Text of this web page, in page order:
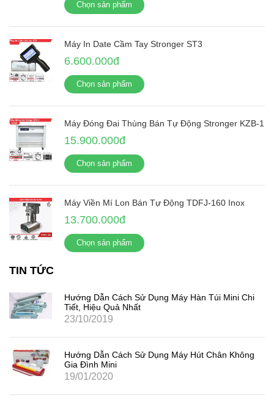
Chọn sản phẩm
Máy In Date Cầm Tay Stronger ST3
6.600.000đ
Chọn sản phẩm
Máy Đóng Đai Thùng Bán Tự Động Stronger KZB-1
15.900.000đ
Chọn sản phẩm
Máy Viền Mí Lon Bán Tự Động TDFJ-160 Inox
13.700.000đ
Chọn sản phẩm
TIN TỨC
Hướng Dẫn Cách Sử Dụng Máy Hàn Túi Mini Chi
Tiết, Hiệu Quả Nhất
23/10/2019
Hướng Dẫn Cách Sử Dụng Máy Hút Chân Không
Gia Đình Mini
19/01/2020